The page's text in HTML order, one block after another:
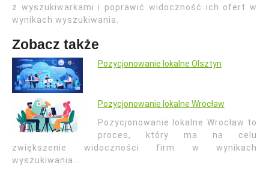
z wyszukiwarkami i poprawić widoczność ich ofert w
wynikach wyszukiwania.
Zobacz także
Pozycjonowanie lokalne Olsztyn
Pozycjonowanie lokalne Wrocław
Pozycjonowanie lokalne Wrocław to
proces, który ma na celu
zwiększenie widoczności firm w wynikach
wyszukiwania…